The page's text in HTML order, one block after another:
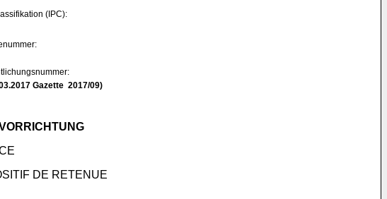
(IPC):
Gazette 2017/09)
DE RETENUE